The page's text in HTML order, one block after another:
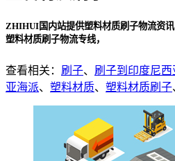
ZHIHUI国内站提供塑料材质刷子物流资讯
塑料材质刷子物流专线，
查看相关： 刷子、 刷子到印度尼西
亚海派、 塑料材质、 塑料材质刷子